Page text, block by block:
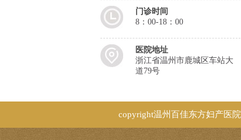
门诊时间
8：00-18：00
医院地址
浙江省温州市鹿城区车站大
道79号
copyright温州百佳东方妇产医院